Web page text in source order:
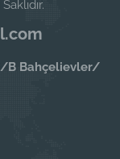
B Bahçelievler/